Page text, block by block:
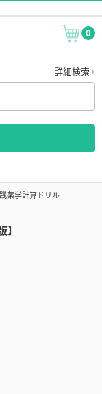
0
詳細検索
薬学計算ドリル